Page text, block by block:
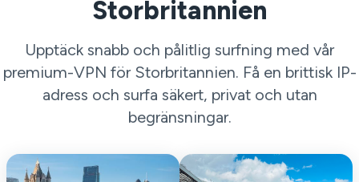
Storbritannien
Upptäck snabb och pålitlig surfning med vår
premium-VPN för Storbritannien. Få en brittisk IP-
adress och surfa säkert, privat och utan
begränsningar.